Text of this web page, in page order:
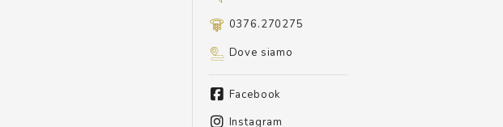
0376.270275
Dove siamo
Facebook
Instagram